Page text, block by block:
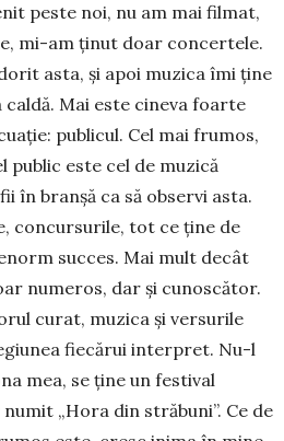
peste noi, nu am mai filmat,
mi-am ţinut doar concertele.
asta, și apoi muzica îmi ţine
Mai este cineva foarte
publicul. Cel mai frumos,
public este cel de muzică
în branşă ca să observi asta.
concur­su­rile, tot ce ţine de
succes. Mai mult decât
numeros, dar şi cu­nos­că­tor.
curat, muzica şi ver­su­rile
fiecă­rui interpret. Nu-l
mea, se ţine un festival
„Hora din stră­buni”. Ce de